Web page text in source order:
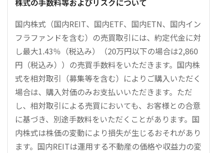
国内株式（国内REIT、国内ETF、国内ETN、国内イン
フラファンドを含む）の売買取引には、約定代金に対
し最大1.43％（税込み）（20万円以下の場合は2,860
円（税込み））の売買手数料をいただきます。国内株
式を相対取引（募集等を含む）によりご購入いただく
場合は、購入対価のみお支払いいただきます。ただ
し、相対取引による売買においても、お客様との合意
に基づき、別途手数料をいただくことがあります。国
内株式は株価の変動により損失が生じるおそれがあり
ます。国内REITは運用する不動産の価格や収益力の変